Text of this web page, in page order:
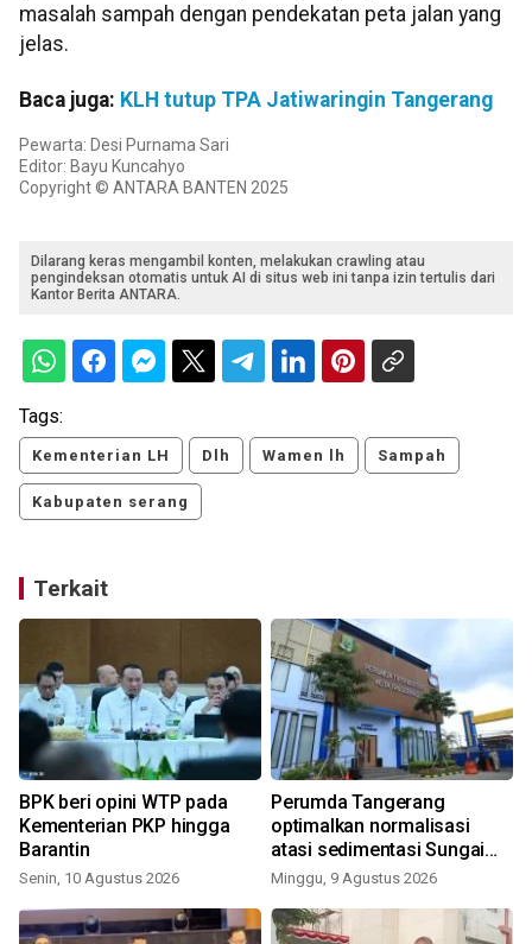
masalah sampah dengan pendekatan peta jalan yang
jelas.
Baca juga: KLH tutup TPA Jatiwaringin Tangerang
Pewarta: Desi Purnama Sari
Editor: Bayu Kuncahyo
Copyright © ANTARA BANTEN 2025
Dilarang keras mengambil konten, melakukan crawling atau
pengindeksan otomatis untuk AI di situs web ini tanpa izin tertulis dari
Kantor Berita ANTARA.
Tags:
Kementerian LH Dlh Wamen lh Sampah
Kabupaten serang
Terkait
BPK beri opini WTP pada
Kementerian PKP hingga
Barantin
Senin, 10 Agustus 2026
Perumda Tangerang
optimalkan normalisasi
atasi sedimentasi Sungai
Cisadane
Minggu, 9 Agustus 2026